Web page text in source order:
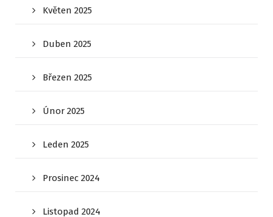
Květen 2025
Duben 2025
Březen 2025
Únor 2025
Leden 2025
Prosinec 2024
Listopad 2024